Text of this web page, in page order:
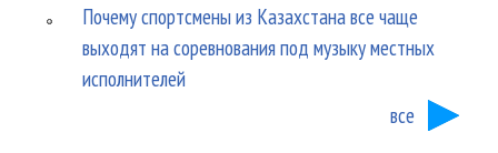
Почему спортсмены из Казахстана все чаще
выходят на соревнования под музыку местных
исполнителей
все